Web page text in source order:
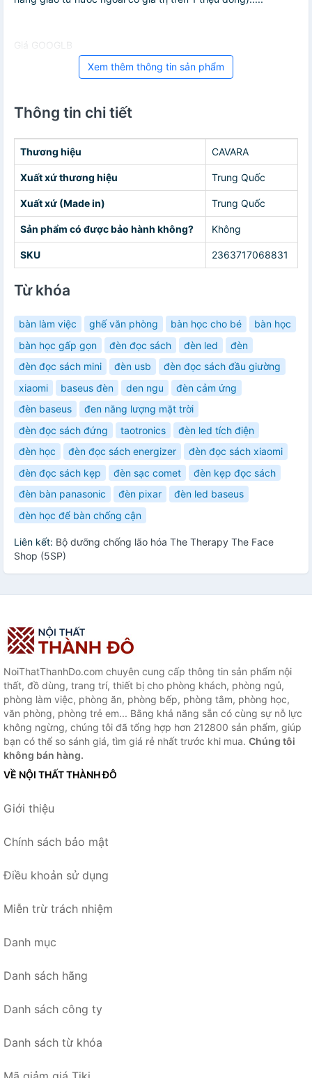
Giá GOOGLB
Xem thêm thông tin sản phẩm
Thông tin chi tiết
Thương hiệu CAVARA
Xuất xứ thương hiệu Trung Quốc
Xuất xứ (Made in) Trung Quốc
Sản phẩm có được bảo hành không? Không
SKU 2363717068831
Từ khóa
bàn làm việc ghế văn phòng bàn học cho bé
bàn học
bàn học gấp gọn
đèn đọc sách đèn led
đèn
đèn đọc sách mini
đèn usb
đèn đọc sách đầu giường
xiaomi
baseus đèn den ngu
đèn cảm ứng
đèn baseus
đen năng lượng mặt trời
đèn đọc sách đứng
taotronics
đèn led tích điện
đèn học
đèn đọc sách energizer
đèn đọc sách xiaomi
đèn đọc sách kẹp
đèn sạc comet
đèn kẹp đọc sách
đèn bàn panasonic
đèn pixar
đèn led baseus
đèn học để bàn chống cận
Liên kết: Bộ dưỡng chống lão hóa The Therapy The Face
Shop (5SP)
NoiThatThanhDo.com chuyên cung cấp thông tin sản phẩm nội
thất, đồ dùng, trang trí, thiết bị cho phòng khách, phòng ngủ,
phòng làm việc, phòng ăn, phòng bếp, phòng tắm, phòng học,
văn phòng, phòng trẻ em... Bằng khả năng sẵn có cùng sự nỗ lực
không ngừng, chúng tôi đã tổng hợp hơn 212800 sản phẩm, giúp
bạn có thể so sánh giá, tìm giá rẻ nhất trước khi mua. Chúng tôi
không bán hàng.
VỀ NỘI THẤT THÀNH ĐÔ
Giới thiệu
Chính sách bảo mật
Điều khoản sử dụng
Miễn trừ trách nhiệm
Danh mục
Danh sách hãng
Danh sách công ty
Danh sách từ khóa